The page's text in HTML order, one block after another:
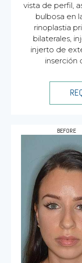
vista de perfil,
bulbosa en
rinoplastia
bilaterales,
injerto de
inserción